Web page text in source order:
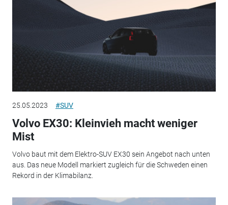
25.05.2023 #SUV
Volvo EX30: Kleinvieh macht weniger
Mist
Volvo baut mit dem Elektro-SUV EX30 sein Angebot nach unten
aus. Das neue Modell markiert zugleich für die Schweden einen
Rekord in der Klimabilanz.